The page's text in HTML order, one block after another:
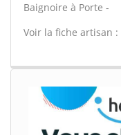
Baignoire à Porte -
Voir la fiche artisan :